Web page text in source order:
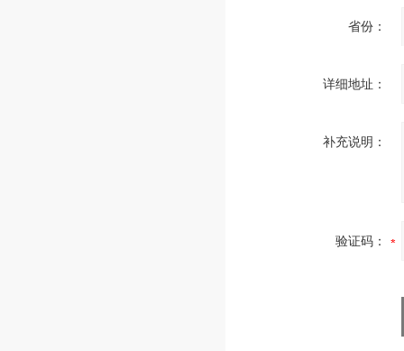
省份：
详细地址：
补充说明：
验证码：